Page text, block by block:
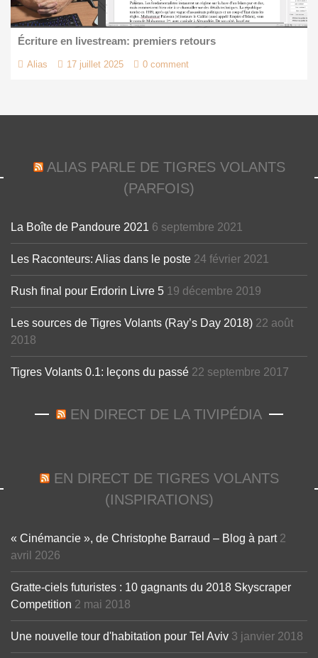
Écriture en livestream: premiers retours
Alias 17 juillet 2025 0 comment
ALIAS PARLE DE TIGRES VOLANTS
(PARFOIS)
La Boîte de Pandoure 2021 6 septembre 2021
Les Raconteurs: Alias dans le poste 24 février 2021
Rush final pour Erdorin Livre 5 19 décembre 2019
Les sources de Tigres Volants (Ray’s Day 2018) 22 août
2018
Tigres Volants 0.1: leçons du passé 22 septembre 2017
EN DIRECT DE LA TIVIPÉDIA
EN DIRECT DE TIGRES VOLANTS
(INSPIRATIONS)
« Cinémancie », de Christophe Barraud – Blog à part 2
avril 2026
Gratte-ciels futuristes : 10 gagnants du 2018 Skyscraper
Competition 2 mai 2018
Une nouvelle tour d'habitation pour Tel Aviv 3 janvier 2018